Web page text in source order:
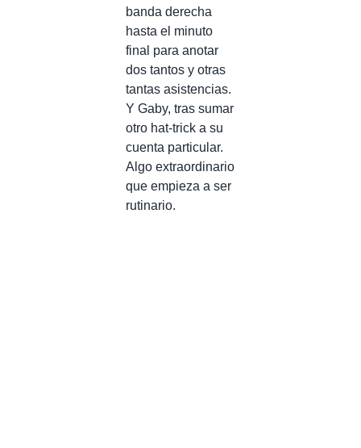
banda derecha
hasta el minuto
final para anotar
dos tantos y otras
tantas asistencias.
Y Gaby, tras sumar
otro hat-trick a su
cuenta particular.
Algo extraordinario
que empieza a ser
rutinario.